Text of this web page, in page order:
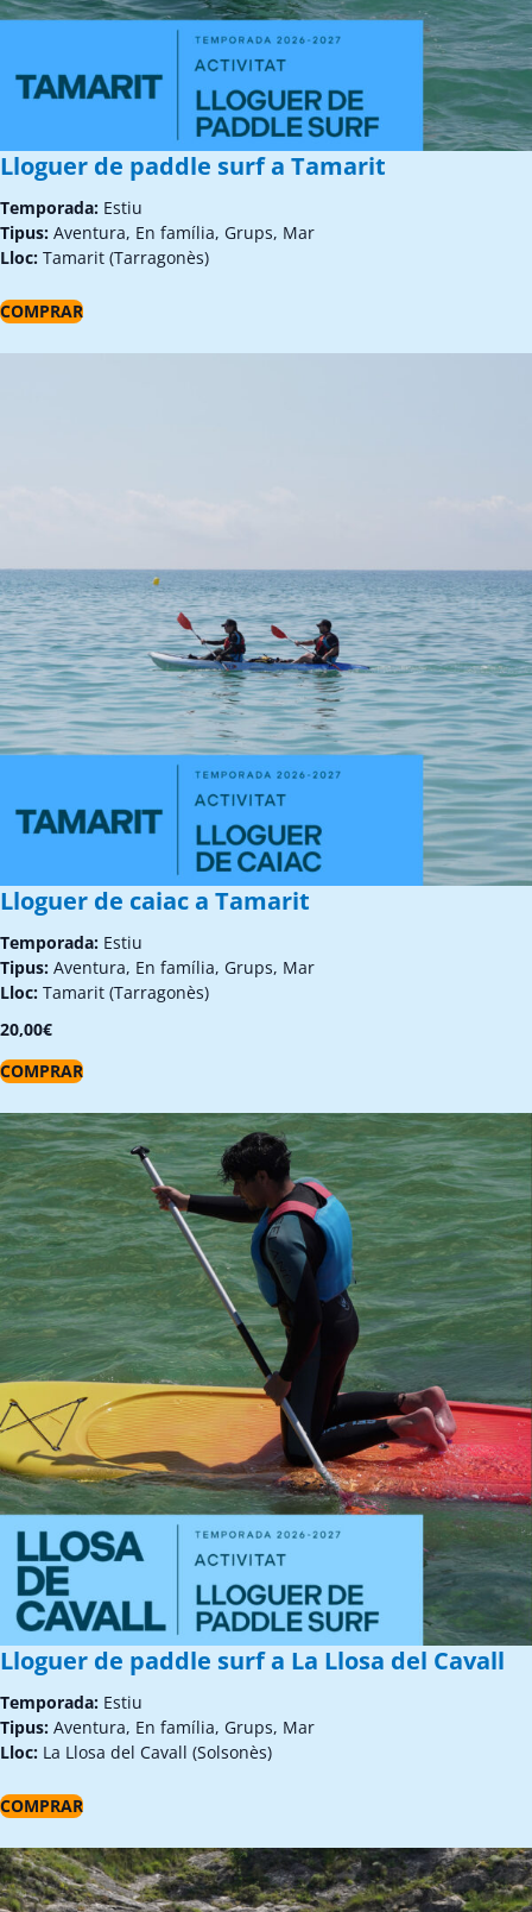
Lloguer de paddle surf a Tamarit
Temporada: Estiu
Tipus: Aventura, En família, Grups, Mar
Lloc: Tamarit (Tarragonès)
COMPRAR
Lloguer de caiac a Tamarit
Temporada: Estiu
Tipus: Aventura, En família, Grups, Mar
Lloc: Tamarit (Tarragonès)
20,00€
COMPRAR
Lloguer de paddle surf a La Llosa del Cavall
Temporada: Estiu
Tipus: Aventura, En família, Grups, Mar
Lloc: La Llosa del Cavall (Solsonès)
COMPRAR